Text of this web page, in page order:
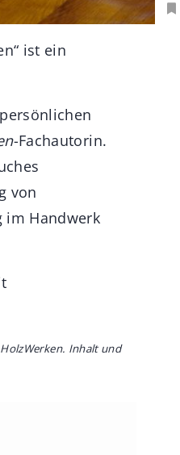
ist ein
-Fachautorin.
von
im Handwerk
Inhalt und